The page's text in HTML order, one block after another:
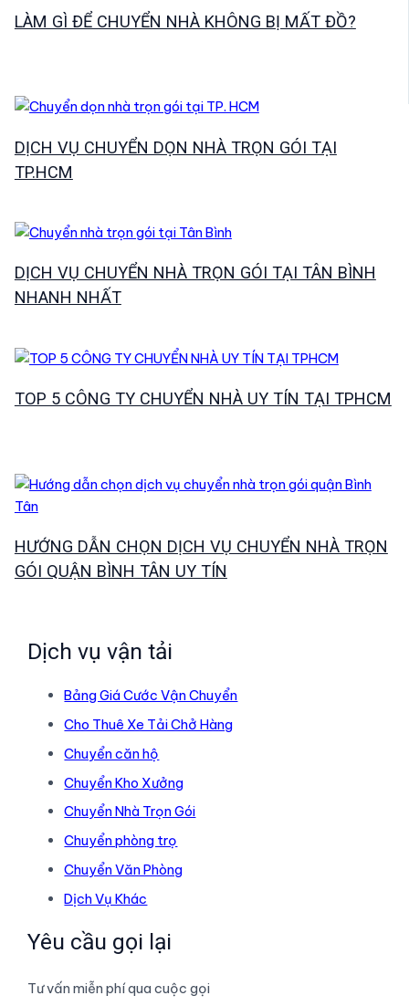
LÀM GÌ ĐỂ CHUYỂN NHÀ KHÔNG BỊ MẤT ĐỒ?
DỊCH VỤ CHUYỂN DỌN NHÀ TRỌN GÓI TẠI
TP.HCM
DỊCH VỤ CHUYỂN NHÀ TRỌN GÓI TẠI TÂN BÌNH
NHANH NHẤT
TOP 5 CÔNG TY CHUYỂN NHÀ UY TÍN TẠI TPHCM
HƯỚNG DẪN CHỌN DỊCH VỤ CHUYỂN NHÀ TRỌN
GÓI QUẬN BÌNH TÂN UY TÍN
Dịch vụ vận tải
Bảng Giá Cước Vận Chuyển
Cho Thuê Xe Tải Chở Hàng
Chuyển căn hộ
Chuyển Kho Xưởng
Chuyển Nhà Trọn Gói
Chuyển phòng trọ
Chuyển Văn Phòng
Dịch Vụ Khác
Yêu cầu gọi lại
Tư vấn miễn phí qua cuộc gọi